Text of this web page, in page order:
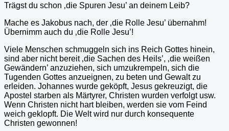
Trägst du schon ‚die Spuren Jesu’ an deinem Leib?
Mache es Jakobus nach, der ‚die Rolle Jesu’ übernahm!
Übernimm auch du ‚die Rolle Jesu’!
Viele Menschen schmuggeln sich ins Reich Gottes hinein,
sind aber nicht bereit ‚die Sachen des Heils’, ‚die weißen
Gewändern’ anzuziehen, sich umzukrempeln, sich die
Tugenden Gottes anzueignen, zu beten und Gewalt zu
erleiden. Johannes wurde geköpft, Jesus gekreuzigt, die
Apostel starben als Märtyrer, Christen wurden verfolgt usw.
Wenn Christen nicht hart bleiben, werden sie vom Feind
weich geklopft. Die Welt wird nur durch konsequente
Christen gewonnen!